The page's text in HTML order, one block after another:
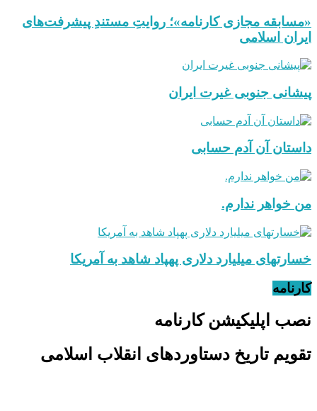
«مسابقه مجازی کارنامه»؛ روایتِ مستندِ پیشرفت‌های
ایران اسلامی
پیشانی جنوبی غیرت ایران
داستان آن آدم حسابی
من خواهر ندارم.
خسارتهای میلیارد دلاری پهپاد شاهد به آمریکا
کارنامه
نصب اپلیکیشن کارنامه
تقویم تاریخ دستاوردهای انقلاب اسلامی